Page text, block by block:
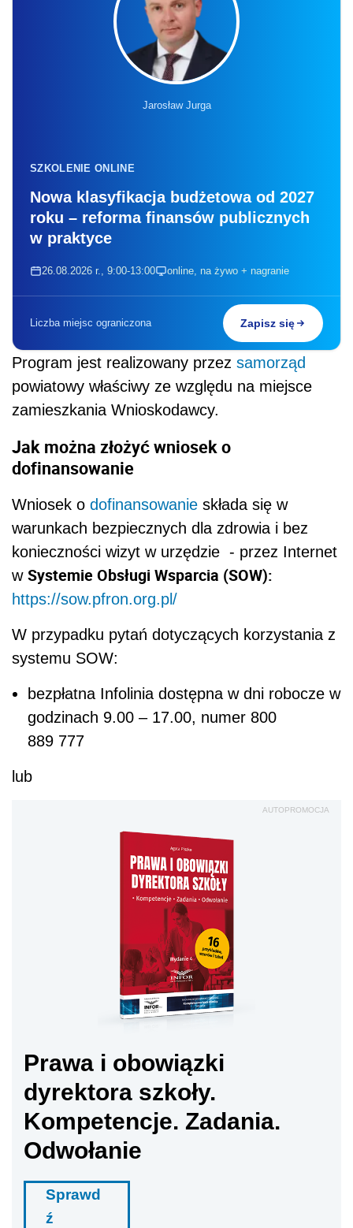
Jarosław Jurga
SZKOLENIE ONLINE
Nowa klasyfikacja budżetowa od 2027
roku – reforma finansów publicznych
w praktyce
26.08.2026 r., 9:00-13:00 online, na żywo + nagranie
Liczba miejsc ograniczona Zapisz się
Program jest realizowany przez samorząd
powiatowy właściwy ze względu na miejsce
zamieszkania Wnioskodawcy.
Jak można złożyć wniosek o
dofinansowanie
Wniosek o dofinansowanie składa się w
warunkach bezpiecznych dla zdrowia i bez
konieczności wizyt w urzędzie - przez Internet
w Systemie Obsługi Wsparcia (SOW):
https://sow.pfron.org.pl/
W przypadku pytań dotyczących korzystania z
systemu SOW:
bezpłatna Infolinia dostępna w dni robocze w
godzinach 9.00 – 17.00, numer 800
889 777
lub
AUTOPROMOCJA
Prawa i obowiązki
dyrektora szkoły.
Kompetencje. Zadania.
Odwołanie
Sprawd
ź